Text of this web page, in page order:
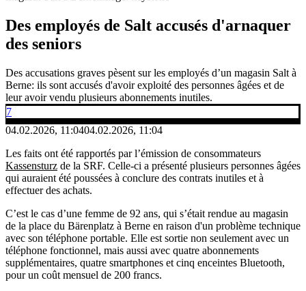
Des employés de Salt accusés d'arnaquer
des seniors
Des accusations graves pèsent sur les employés d’un magasin Salt à
Berne: ils sont accusés d'avoir exploité des personnes âgées et de
leur avoir vendu plusieurs abonnements inutiles.
7
04.02.2026, 11:0404.02.2026, 11:04
Les faits ont été rapportés par l’émission de consommateurs
Kassensturz de la SRF. Celle-ci a présenté plusieurs personnes âgées
qui auraient été poussées à conclure des contrats inutiles et à
effectuer des achats.
C’est le cas d’une femme de 92 ans, qui s’était rendue au magasin
de la place du Bärenplatz à Berne en raison d'un problème technique
avec son téléphone portable. Elle est sortie non seulement avec un
téléphone fonctionnel, mais aussi avec quatre abonnements
supplémentaires, quatre smartphones et cinq enceintes Bluetooth,
pour un coût mensuel de 200 francs.